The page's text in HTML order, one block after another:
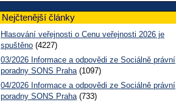
Nejčtenější články
Hlasování veřejnosti o Cenu veřejnosti 2026 je
spuštěno (4227)
03/2026 Informace a odpovědi ze Sociálně právní
poradny SONS Praha (1097)
04/2026 Informace a odpovědi ze Sociálně právní
poradny SONS Praha (733)